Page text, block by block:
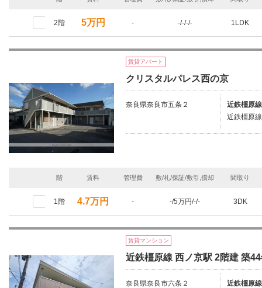
2階 5万円 - -/-/-/- 1LDK
賃貸アパート
クリスタルパレス西の京
奈良県奈良市五条２
近鉄橿原
近鉄橿原
階 賃料 管理費 敷/礼/保証/敷引,償却 間取り
1階 4.7万円 - -/5万円/-/- 3DK
賃貸マンション
近鉄橿原線 西ノ京駅 2階建 築
奈良県奈良市六条２
近鉄橿原